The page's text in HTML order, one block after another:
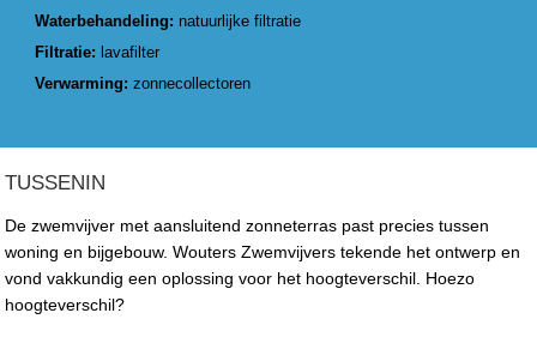
Waterbehandeling: natuurlijke filtratie
Filtratie: lavafilter
Verwarming: zonnecollectoren
TUSSENIN
De zwemvijver met aansluitend zonneterras past precies tussen
woning en bijgebouw. Wouters Zwemvijvers tekende het ontwerp en
vond vakkundig een oplossing voor het hoogteverschil. Hoezo
hoogteverschil?